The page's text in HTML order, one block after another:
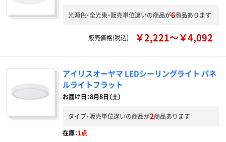
光源色・全光束・販売単位違いの商品が6商品あります
販売価格(税込) ￥2,221～￥4,092
アイリスオーヤマ LEDシーリングライト パネ
ルライトフラット
お届け日：8月8日（土）
タイプ・販売単位違いの商品が2商品あります
在庫：1点